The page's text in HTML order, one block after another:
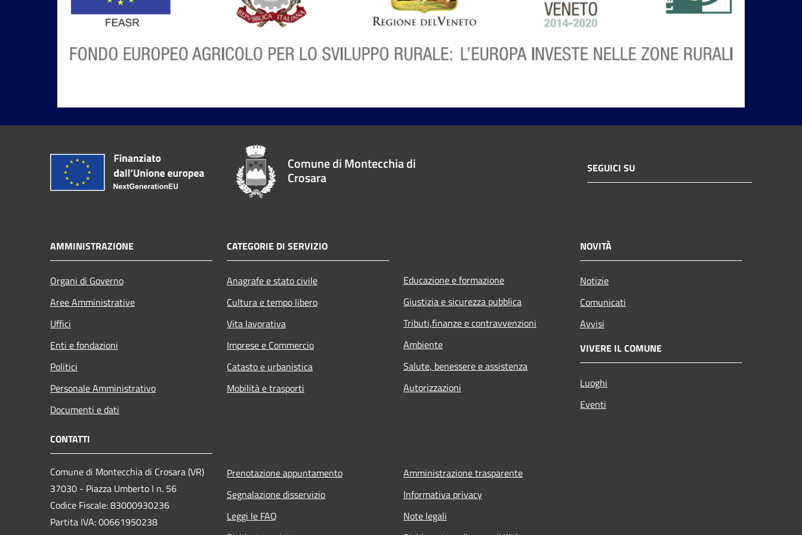
Comune di Montecchia di
Crosara
SEGUICI SU
AMMINISTRAZIONE
Organi di Governo
Aree Amministrative
Uffici
Enti e fondazioni
Politici
Personale Amministrativo
Documenti e dati
CATEGORIE DI SERVIZIO
Anagrafe e stato civile
Cultura e tempo libero
Vita lavorativa
Imprese e Commercio
Catasto e urbanistica
Mobilità e trasporti
Educazione e formazione
Giustizia e sicurezza pubblica
Tributi,finanze e contravvenzioni
Ambiente
Salute, benessere e assistenza
Autorizzazioni
NOVITÀ
Notizie
Comunicati
Avvisi
VIVERE IL COMUNE
Luoghi
Eventi
CONTATTI
Comune di Montecchia di Crosara (VR)
37030 - Piazza Umberto I n. 56
Codice Fiscale: 83000930236
Partita IVA: 00661950238
Prenotazione appuntamento
Segnalazione disservizio
Leggi le FAQ
Amministrazione trasparente
Informativa privacy
Note legali